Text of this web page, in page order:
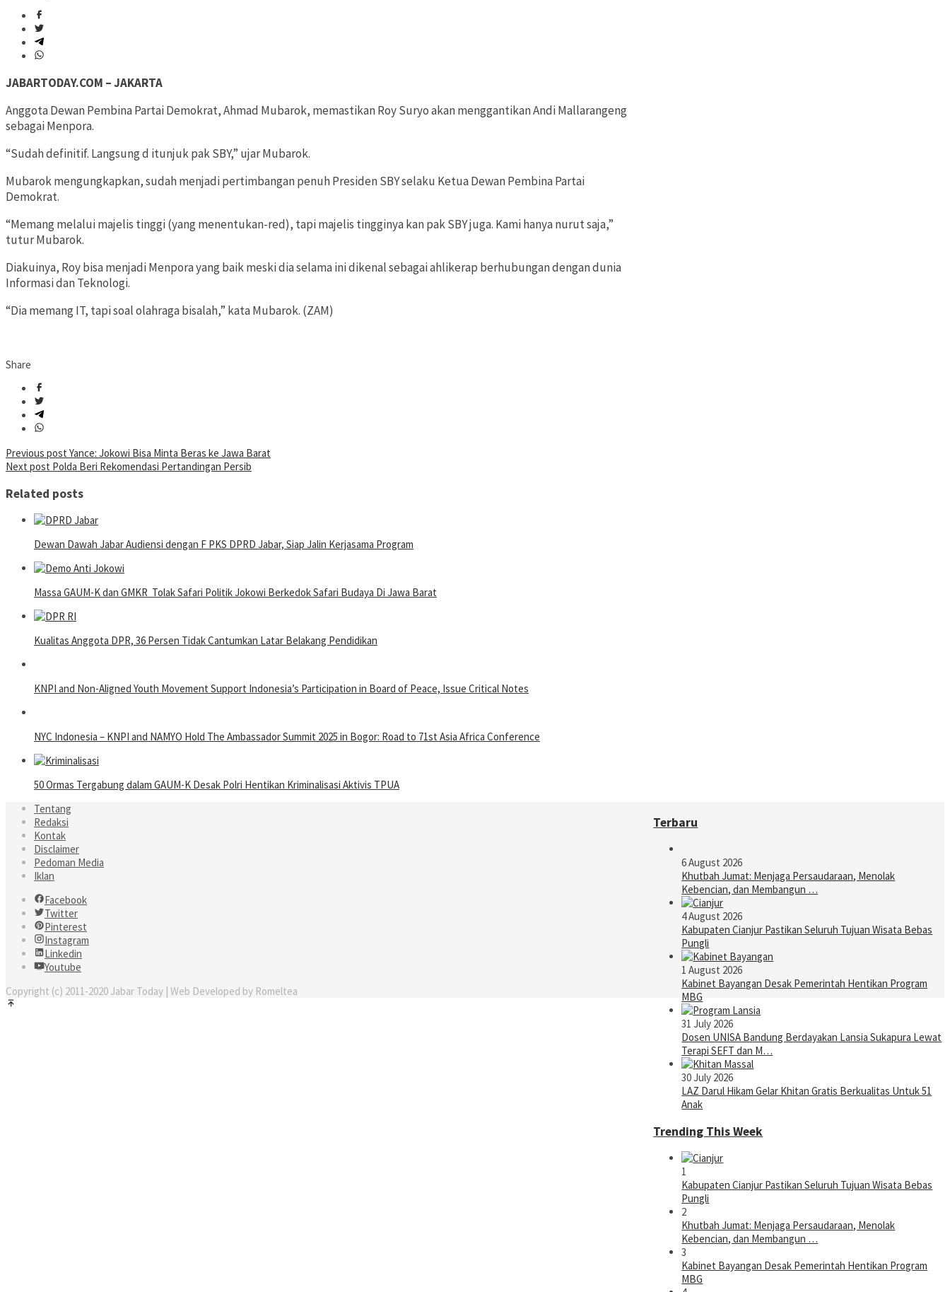
JABARTODAY.COM – JAKARTA
Anggota Dewan Pembina Partai Demokrat, Ahmad Mubarok, memastikan Roy Suryo akan menggantikan Andi Mallarangeng
sebagai Menpora.
“Sudah definitif. Langsung d itunjuk pak SBY,” ujar Mubarok.
Mubarok mengungkapkan, sudah menjadi pertimbangan penuh Presiden SBY selaku Ketua Dewan Pembina Partai
Demokrat.
“Memang melalui majelis tinggi (yang menentukan-red), tapi majelis tingginya kan pak SBY juga. Kami hanya nurut saja,”
tutur Mubarok.
Diakuinya, Roy bisa menjadi Menpora yang baik meski dia selama ini dikenal sebagai ahlikerap berhubungan dengan dunia
Informasi dan Teknologi.
“Dia memang IT, tapi soal olahraga bisalah,” kata Mubarok. (ZAM)
Share
Post
navigation
Previous post Yance: Jokowi Bisa Minta Beras ke Jawa Barat
Next post Polda Beri Rekomendasi Pertandingan Persib
Related posts
Dewan Dawah Jabar Audiensi dengan F PKS DPRD Jabar, Siap Jalin Kerjasama Program
Massa GAUM-K dan GMKR Tolak Safari Politik Jokowi Berkedok Safari Budaya Di Jawa Barat
Kualitas Anggota DPR, 36 Persen Tidak Cantumkan Latar Belakang Pendidikan
KNPI and Non-Aligned Youth Movement Support Indonesia’s Participation in Board of Peace, Issue Critical Notes
NYC Indonesia – KNPI and NAMYO Hold The Ambassador Summit 2025 in Bogor: Road to 71st Asia Africa Conference
50 Ormas Tergabung dalam GAUM-K Desak Polri Hentikan Kriminalisasi Aktivis TPUA
Terbaru
6 August 2026
Khutbah Jumat: Menjaga Persaudaraan, Menolak
Kebencian, dan Membangun …
4 August 2026
Kabupaten Cianjur Pastikan Seluruh Tujuan Wisata Bebas
Pungli
1 August 2026
Kabinet Bayangan Desak Pemerintah Hentikan Program
MBG
31 July 2026
Dosen UNISA Bandung Berdayakan Lansia Sukapura Lewat
Terapi SEFT dan M…
30 July 2026
LAZ Darul Hikam Gelar Khitan Gratis Berkualitas Untuk 51
Anak
Trending This Week
1
Kabupaten Cianjur Pastikan Seluruh Tujuan Wisata Bebas
Pungli
2
Khutbah Jumat: Menjaga Persaudaraan, Menolak
Kebencian, dan Membangun …
3
Kabinet Bayangan Desak Pemerintah Hentikan Program
MBG
Tentang
Redaksi
Kontak
Disclaimer
Pedoman Media
Iklan
Facebook
Twitter
Pinterest
Instagram
Linkedin
Youtube
Copyright (c) 2011-2020 Jabar Today | Web Developed by Romeltea